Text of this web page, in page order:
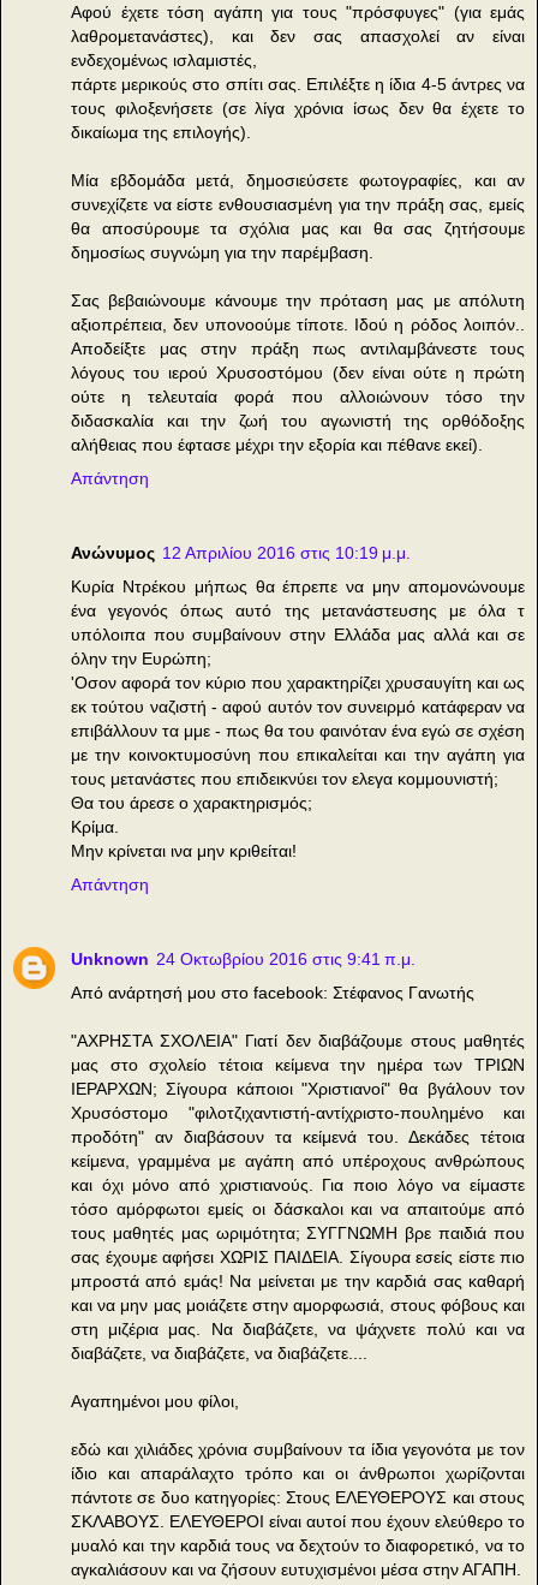
Αφού έχετε τόση αγάπη για τους "πρόσφυγες" (για εμάς
λαθρομετανάστες), και δεν σας απασχολεί αν είναι
ενδεχομένως ισλαμιστές,
πάρτε μερικούς στο σπίτι σας. Επιλέξτε η ίδια 4-5 άντρες να
τους φιλοξενήσετε (σε λίγα χρόνια ίσως δεν θα έχετε το
δικαίωμα της επιλογής).
Μία εβδομάδα μετά, δημοσιεύσετε φωτογραφίες, και αν
συνεχίζετε να είστε ενθουσιασμένη για την πράξη σας, εμείς
θα αποσύρουμε τα σχόλια μας και θα σας ζητήσουμε
δημοσίως συγνώμη για την παρέμβαση.
Σας βεβαιώνουμε κάνουμε την πρόταση μας με απόλυτη
αξιοπρέπεια, δεν υπονοούμε τίποτε. Ιδού η ρόδος λοιπόν..
Αποδείξτε μας στην πράξη πως αντιλαμβάνεστε τους
λόγους του ιερού Χρυσοστόμου (δεν είναι ούτε η πρώτη
ούτε η τελευταία φορά που αλλοιώνουν τόσο την
διδασκαλία και την ζωή του αγωνιστή της ορθόδοξης
αλήθειας που έφτασε μέχρι την εξορία και πέθανε εκεί).
Απάντηση
Ανώνυμος 12 Απριλίου 2016 στις 10:19 μ.μ.
Κυρία Ντρέκου μήπως θα έπρεπε να μην απομονώνουμε
ένα γεγονός όπως αυτό της μετανάστευσης με όλα τ
υπόλοιπα που συμβαίνουν στην Ελλάδα μας αλλά και σε
όλην την Ευρώπη;
'Οσον αφορά τον κύριο που χαρακτηρίζει χρυσαυγίτη και ως
εκ τούτου ναζιστή - αφού αυτόν τον συνειρμό κατάφεραν να
επιβάλλουν τα μμε - πως θα του φαινόταν ένα εγώ σε σχέση
με την κοινοκτυμοσύνη που επικαλείται και την αγάπη για
τους μετανάστες που επιδεικνύει τον ελεγα κομμουνιστή;
Θα του άρεσε ο χαρακτηρισμός;
Κρίμα.
Μην κρίνεται ινα μην κριθείται!
Απάντηση
Unknown 24 Οκτωβρίου 2016 στις 9:41 π.μ.
Από ανάρτησή μου στο facebook: Στέφανος Γανωτής
"ΑΧΡΗΣΤΑ ΣΧΟΛΕΙΑ" Γιατί δεν διαβάζουμε στους μαθητές
μας στο σχολείο τέτοια κείμενα την ημέρα των ΤΡΙΩΝ
ΙΕΡΑΡΧΩΝ; Σίγουρα κάποιοι "Χριστιανοί" θα βγάλουν τον
Χρυσόστομο "φιλοτζιχαντιστή-αντίχριστο-πουλημένο και
προδότη" αν διαβάσουν τα κείμενά του. Δεκάδες τέτοια
κείμενα, γραμμένα με αγάπη από υπέροχους ανθρώπους
και όχι μόνο από χριστιανούς. Για ποιο λόγο να είμαστε
τόσο αμόρφωτοι εμείς οι δάσκαλοι και να απαιτούμε από
τους μαθητές μας ωριμότητα; ΣΥΓΓΝΩΜΗ βρε παιδιά που
σας έχουμε αφήσει ΧΩΡΙΣ ΠΑΙΔΕΙΑ. Σίγουρα εσείς είστε πιο
μπροστά από εμάς! Να μείνεται με την καρδιά σας καθαρή
και να μην μας μοιάζετε στην αμορφωσιά, στους φόβους και
στη μιζέρια μας. Να διαβάζετε, να ψάχνετε πολύ και να
διαβάζετε, να διαβάζετε, να διαβάζετε....
Αγαπημένοι μου φίλοι,
εδώ και χιλιάδες χρόνια συμβαίνουν τα ίδια γεγονότα με τον
ίδιο και απαράλαχτο τρόπο και οι άνθρωποι χωρίζονται
πάντοτε σε δυο κατηγορίες: Στους ΕΛΕΥΘΕΡΟΥΣ και στους
ΣΚΛΑΒΟΥΣ. ΕΛΕΥΘΕΡΟΙ είναι αυτοί που έχουν ελεύθερο το
μυαλό και την καρδιά τους να δεχτούν το διαφορετικό, να το
αγκαλιάσουν και να ζήσουν ευτυχισμένοι μέσα στην ΑΓΑΠΗ.